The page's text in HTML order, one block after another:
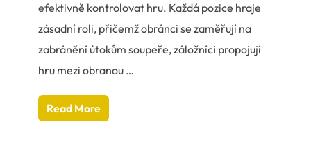
efektivně kontrolovat hru. Každá pozice hraje
zásadní roli, přičemž obránci se zaměřují na
zabránění útokům soupeře, záložníci propojují
hru mezi obranou …
Read More